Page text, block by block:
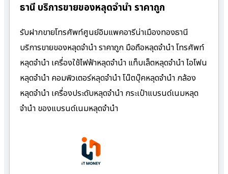
ธานี บริการขายของหลุดจำนำ ราคาถูก
รับฝากขายโทรศัพท์ศูนย์อิมแพคอารีน่าเมืองทองธานี
บริการขายของหลุดจำนำ ราคาถูก มือถือหลุดจำนำ โทรศัพท์
หลุดจำนำ เครื่องใช้ไฟฟ้าหลุดจำนำ แท็บเล็ตหลุดจำนำ ไอโฟน
หลุดจำนำ คอมพิวเตอร์หลุดจำนำ โน๊ตบุ๊คหลุดจำนำ กล้อง
หลุดจำนำ เครื่องประดับหลุดจำนำ กระเป๋าแบรนด์เนมหลุด
จำนำ ของแบรนด์เนมหลุดจำนำ